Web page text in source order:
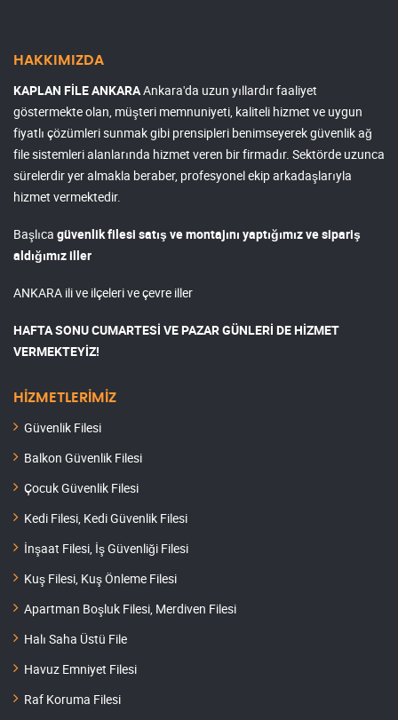
HAKKIMIZDA
KAPLAN FİLE ANKARAAnkara'da uzun yıllardır faaliyet
göstermekte olan, müşteri memnuniyeti, kaliteli hizmet ve uygun
fiyatlı çözümleri sunmak gibi prensipleri benimseyerek güvenlik ağ
file sistemleri alanlarında hizmet veren bir firmadır. Sektörde uzunca
sürelerdir yer almakla beraber, profesyonel ekip arkadaşlarıyla
hizmet vermektedir.
Başlıca güvenlik filesi satış ve montajını yaptığımız ve sipariş
aldığımız iller
ANKARA ili ve ilçeleri ve çevre iller
HAFTA SONU CUMARTESİ VE PAZAR GÜNLERİ DE HİZMET
VERMEKTEYİZ!
HİZMETLERİMİZ
Güvenlik Filesi
Balkon Güvenlik Filesi
Çocuk Güvenlik Filesi
Kedi Filesi, Kedi Güvenlik Filesi
İnşaat Filesi, İş Güvenliği Filesi
Kuş Filesi, Kuş Önleme Filesi
Apartman Boşluk Filesi, Merdiven Filesi
Halı Saha Üstü File
Havuz Emniyet Filesi
Raf Koruma Filesi